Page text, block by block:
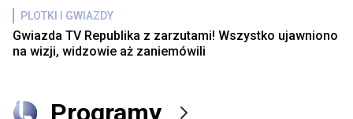
PLOTKI I GWIAZDY
Gwiazda TV Republika z zarzutami! Wszystko ujawniono
na wizji, widzowie aż zaniemówili
Programy